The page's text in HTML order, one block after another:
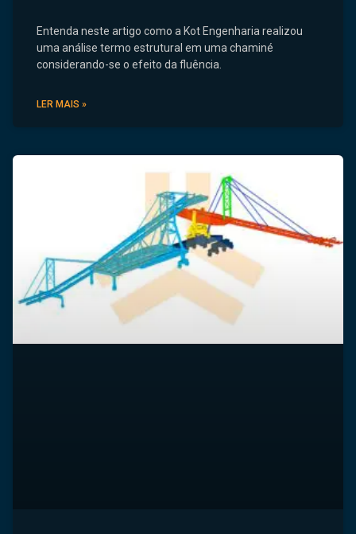
Entenda neste artigo como a Kot Engenharia realizou
uma análise termo estrutural em uma chaminé
considerando-se o efeito da fluência.
LER MAIS »